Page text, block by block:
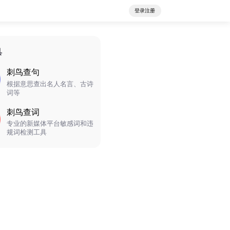
登录注册
刺鸟查句
根据意思查出名人名言、古诗
词等
刺鸟查词
专业的新媒体平台敏感词和违
规词检测工具